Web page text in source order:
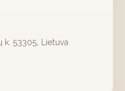
k. 53305, Lietuva